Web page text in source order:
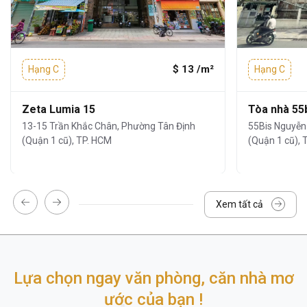
2WC nam và nữ riêng biệt tại mỗi tầng
3. Tiện ích và dịch vụ
Tiện ích tòa nhà văn phòng cho thuê
Hạng C $ 13 /m²
Zeta Lumia 15
13-15 Trần Khắc Chân, Phường Tân Định
(Quận 1 cũ), TP. HCM
Hạng C
Tòa nhà
55Bis
(Quận 1 cũ),
Xem tất cả
Lựa chọn ngay văn phòng, căn nhà mơ
ước của bạn !